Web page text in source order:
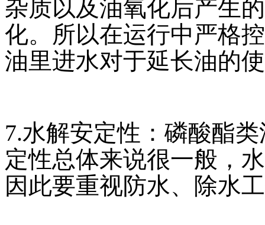
杂质以及油氧化后产生
化。所以在运行中严格
油里进水对于延长油的
7.水解安定性：磷酸酯
定性总体来说很一般，
因此要重视防水、除水